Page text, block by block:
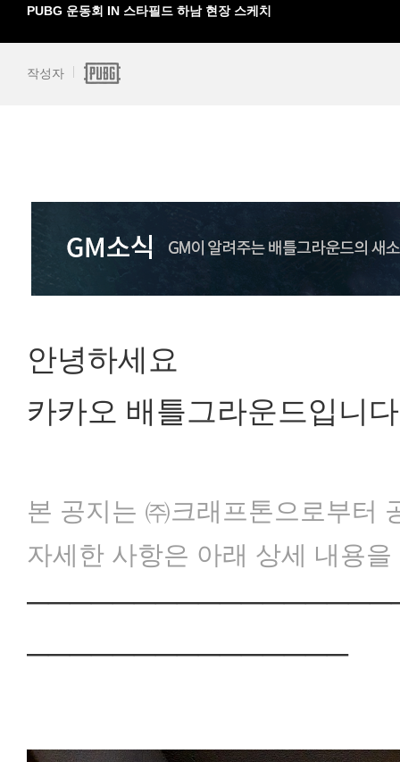
PUBG 운동회 IN 스타필드 하남 현장 스케치
작성자
안녕하세요
카카오 배틀그라운드입니
본 공지는 ㈜크래프톤으로부터
자세한 사항은 아래 상세 내용
───────────────